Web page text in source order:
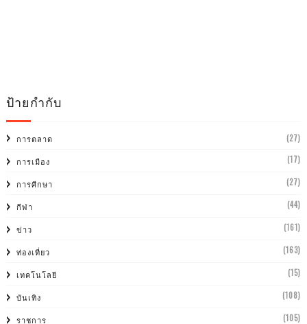
ป้ายกำกับ
การตลาด (27)
การเมือง (17)
การศีกษา (27)
กีฬา (44)
ข่าว (161)
ท่องเที่ยว (163)
เทคโนโลยี (15)
บันเทิง (108)
ราชการ (105)